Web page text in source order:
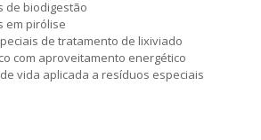
de biodigestão
em pirólise
de tratamento de lixiviado
com aproveitamento energético
vida aplicada a resíduos especiais